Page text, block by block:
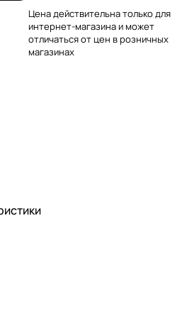
Цена действительна только для
интернет-магазина и может
отличаться от цен в розничных
магазинах